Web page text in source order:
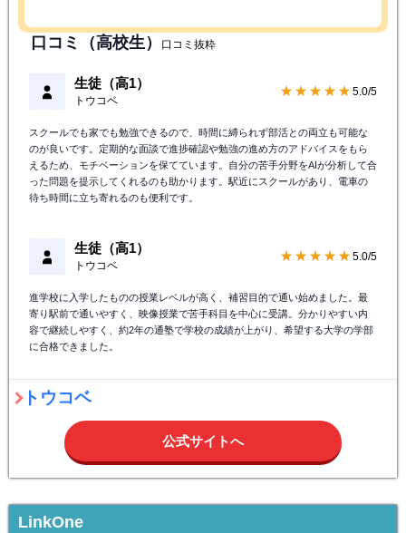
口コミ（高校生） 口コミ抜粋
生徒（高1）
トウコベ
★★★★★ 5.0/5
スクールでも家でも勉強できるので、時間に縛られず部活との両立も可能な
のが良いです。定期的な面談で進捗確認や勉強の進め方のアドバイスをもら
えるため、モチベーションを保てています。自分の苦手分野をAIが分析して合
った問題を提示してくれるのも助かります。駅近にスクールがあり、電車の
待ち時間に立ち寄れるのも便利です。
生徒（高1）
トウコベ
★★★★★ 5.0/5
進学校に入学したものの授業レベルが高く、補習目的で通い始めました。最
寄り駅前で通いやすく、映像授業で苦手科目を中心に受講。分かりやすい内
容で継続しやすく、約2年の通塾で学校の成績が上がり、希望する大学の学部
に合格できました。
トウコベ
公式サイトへ
LinkOne